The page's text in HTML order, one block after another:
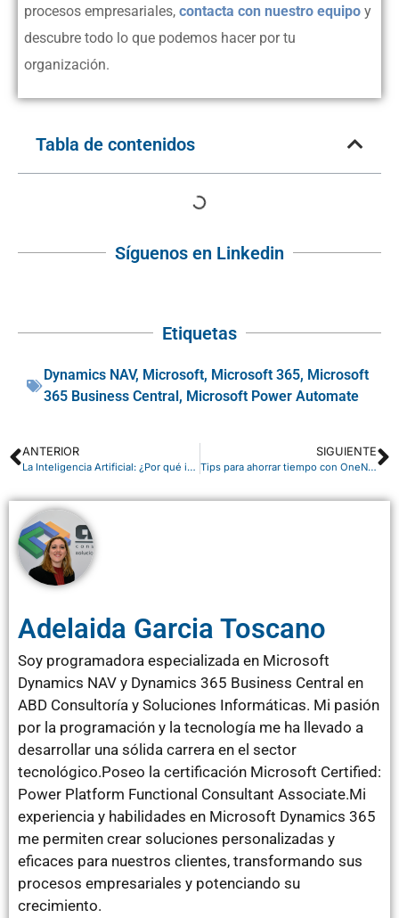
procesos empresariales, contacta con nuestro equipo y
descubre todo lo que podemos hacer por tu
organización.
Tabla de contenidos
Síguenos en Linkedin
Etiquetas
Dynamics NAV, Microsoft, Microsoft 365, Microsoft
365 Business Central, Microsoft Power Automate
ANTERIOR
La Inteligencia Artificial: ¿Por qué importa en 2024?
SIGUIENTE
Tips para ahorrar tiempo con OneNote
Adelaida Garcia Toscano
Soy programadora especializada en Microsoft
Dynamics NAV y Dynamics 365 Business Central en
ABD Consultoría y Soluciones Informáticas. Mi pasión
por la programación y la tecnología me ha llevado a
desarrollar una sólida carrera en el sector
tecnológico.Poseo la certificación Microsoft Certified:
Power Platform Functional Consultant Associate.Mi
experiencia y habilidades en Microsoft Dynamics 365
me permiten crear soluciones personalizadas y
eficaces para nuestros clientes, transformando sus
procesos empresariales y potenciando su
crecimiento.